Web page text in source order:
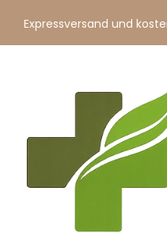
Expressversand und